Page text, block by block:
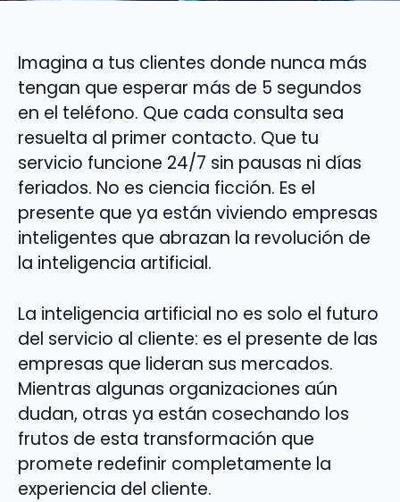
Imagina a tus clientes donde nunca más
tengan que esperar más de 5 segundos
en el teléfono. Que cada consulta sea
resuelta al primer contacto. Que tu
servicio funcione 24/7 sin pausas ni días
feriados. No es ciencia ficción. Es el
presente que ya están viviendo empresas
inteligentes que abrazan la revolución de
la inteligencia artificial.
La inteligencia artificial no es solo el futuro
del servicio al cliente: es el presente de las
empresas que lideran sus mercados.
Mientras algunas organizaciones aún
dudan, otras ya están cosechando los
frutos de esta transformación que
promete redefinir completamente la
experiencia del cliente.